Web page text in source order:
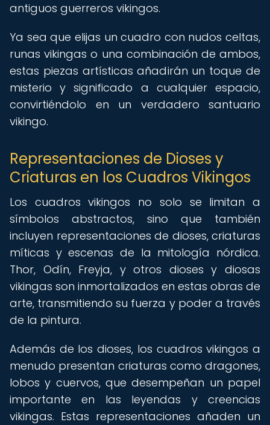
antiguos guerreros vikingos.
Ya sea que elijas un cuadro con nudos celtas,
runas vikingas o una combinación de ambos,
estas piezas artísticas añadirán un toque de
misterio y significado a cualquier espacio,
convirtiéndolo en un verdadero santuario
vikingo.
Representaciones de Dioses y
Criaturas en los Cuadros Vikingos
Los cuadros vikingos no solo se limitan a
símbolos abstractos, sino que también
incluyen representaciones de dioses, criaturas
míticas y escenas de la mitología nórdica.
Thor, Odín, Freyja, y otros dioses y diosas
vikingas son inmortalizados en estas obras de
arte, transmitiendo su fuerza y poder a través
de la pintura.
Además de los dioses, los cuadros vikingos a
menudo presentan criaturas como dragones,
lobos y cuervos, que desempeñan un papel
importante en las leyendas y creencias
vikingas. Estas representaciones añaden un